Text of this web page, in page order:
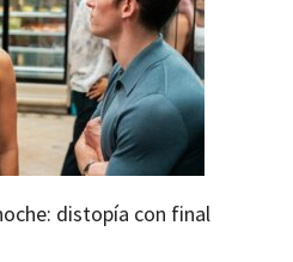
distopía con final